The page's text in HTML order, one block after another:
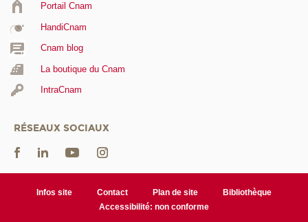
Portail Cnam
HandiCnam
Cnam blog
La boutique du Cnam
IntraCnam
RÉSEAUX SOCIAUX
Infos site Contact Plan de site
Bibliothèque
Accessibilité: non conforme